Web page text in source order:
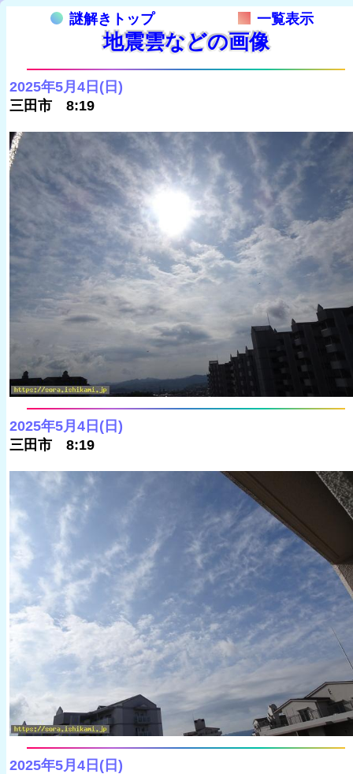
謎解きトップ 一覧表示
地震雲などの画像
2025年5月4日(日)
三田市 8:19
2025年5月4日(日)
三田市 8:19
2025年5月4日(日)